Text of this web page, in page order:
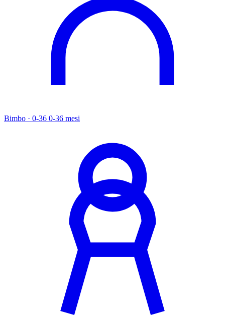
Bimbo · 0-36 0-36 mesi